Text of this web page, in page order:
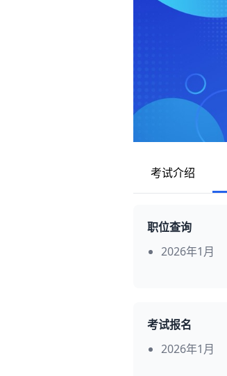
考试介绍
职位查询
2026年1月
考试报名
2026年1月